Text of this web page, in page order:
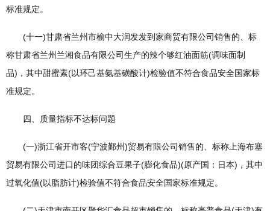
标准规定。
(十一)甘肃省兰州市榆中大润发发到家商贸有限公司销售的、标
称甘肃省兰州兰湘食品有限公司生产的辣个够红油面筋(调味面制
品)，其中甜蜜素(以环己基氨基磺酸计)检验值不符合食品安全国家标
准规定。
四、质量指标不达标问题
(一)浙江省开市客(宁波鄞州)贸易有限公司销售的、标称上海布塞
贸易有限公司进口的味团综合豆果子(膨化食品)(原产国：日本)，其中
过氧化值(以脂肪计)检验值不符合食品安全国家标准规定。